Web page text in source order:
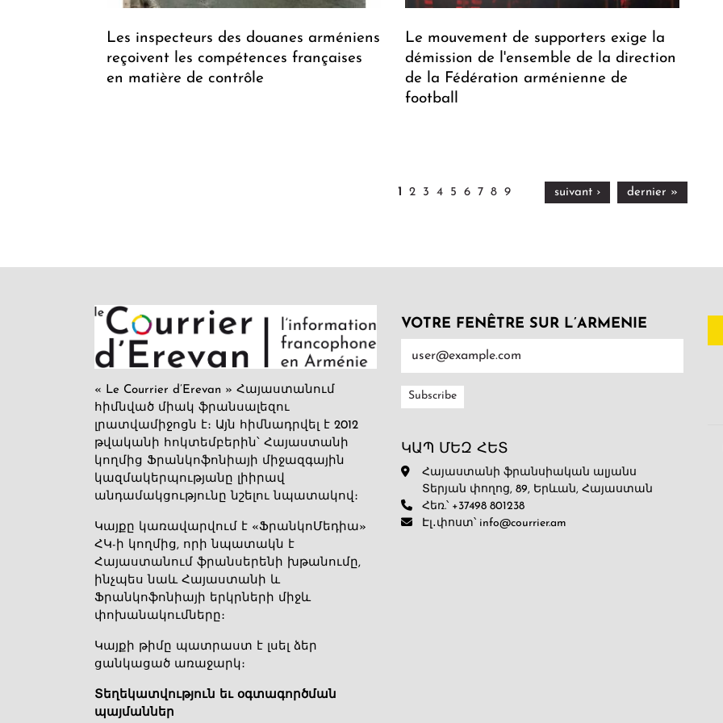
Les inspecteurs des douanes arméniens
reçoivent les compétences françaises
en matière de contrôle
Le mouvement de supporters exige la
démission de l'ensemble de la direction
de la Fédération arménienne de
football
1 2 3 4 5 6 7 8 9 suivant › dernier »
« Le Courrier d’Erevan » Հայաստանում
հիմնված միակ ֆրանսալեզու
լրատվամիջոցն է։ Այն հիմնադրվել է 2012
թվականի հոկտեմբերին՝ Հայաստանի
կողմից Ֆրանկոֆոնիայի միջազգային
կազմակերպությանը լիիրավ
անդամակցությունը նշելու նպատակով։
Կայքը կառավարվում է «ՖրանկոՄեդիա»
ՀԿ-ի կողմից, որի նպատակն է
Հայաստանում ֆրանսերենի խթանումը,
ինչպես նաև Հայաստանի և
Ֆրանկոֆոնիայի երկրների միջև
փոխանակումները։
Կայքի թիմը պատրաստ է լսել ձեր
ցանկացած առաջարկ։
Տեղեկատվություն եւ օգտագործման
պայմաններ
VOTRE FENÊTRE SUR L’ARMENIE
ԿԱՊ ՄԵԶ ՀԵՏ
Հայաստանի ֆրանսիական ալյանս
Տերյան փողոց, 89, Երևան, Հայաստան
Հեռ.՝ +37498 801238
Էլ․փոստ՝ info@courrier.am